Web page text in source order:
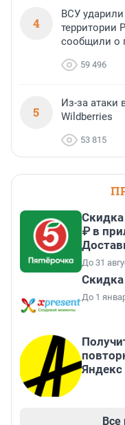
4
ВСУ
территории
сообщили о
59 496
5
Из-за атаки
Wildberries
53 815
Скидка
₽ в
До 31
Скидка
До 1